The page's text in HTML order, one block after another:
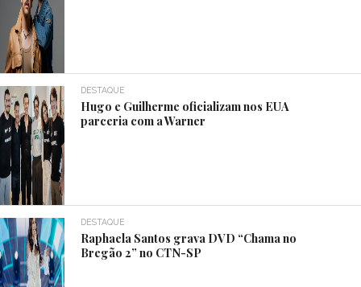
DESTAQUE
Hugo e Guilherme oficializam nos EUA
parceria com a Warner
DESTAQUE
Raphaela Santos grava DVD “Chama no
Bregão 2” no CTN-SP